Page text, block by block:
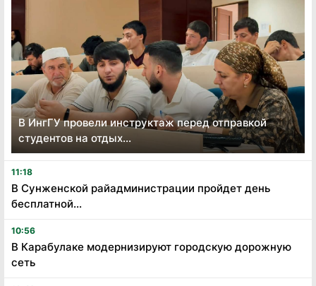
В ИнгГУ провели инструктаж перед отправкой
студентов на отдых...
11:18
В Сунженской райадминистрации пройдет день
бесплатной...
10:56
В Карабулаке модернизируют городскую дорожную
сеть